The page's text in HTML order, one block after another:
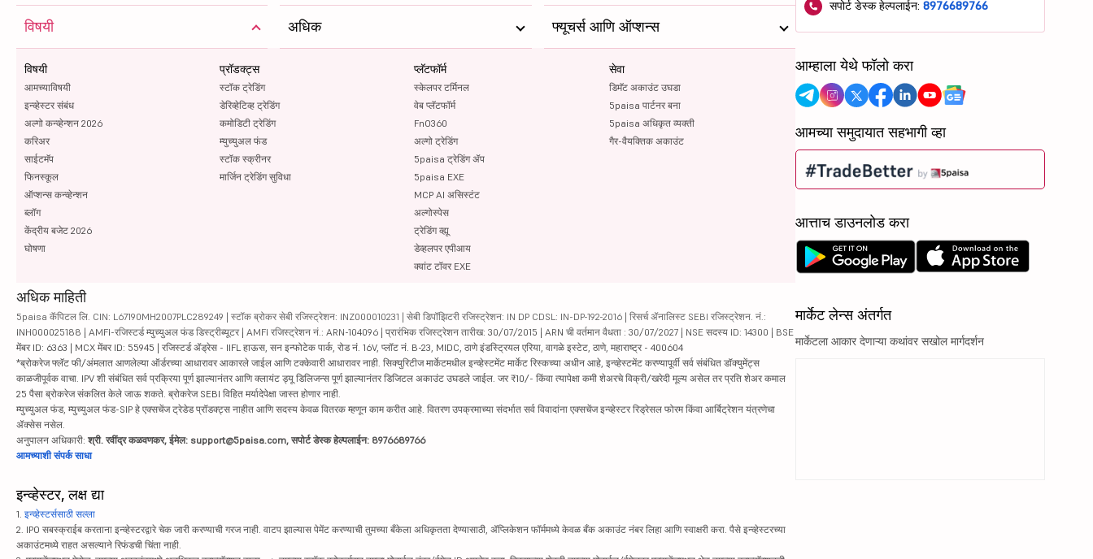
विषयी
विषयी
आमच्याविषयी
इन्व्हेस्टर संबंध
अल्गो कन्व्हेन्शन 2026
करिअर
साईटमॅप
फिनस्कूल
ऑप्शन्स कन्व्हेन्शन
ब्लॉग
केंद्रीय बजेट 2026
घोषणा
प्रॉडक्ट्स
स्टॉक ट्रेडिंग
डेरिव्हेटिव्ह ट्रेडिंग
कमोडिटी ट्रेडिंग
म्युच्युअल फंड
स्टॉक स्क्रीनर
मार्जिन ट्रेडिंग सुविधा
प्लॅटफॉर्म
स्केलपर टर्मिनल
वेब प्लॅटफॉर्म
FnO360
अल्गो ट्रेडिंग
5paisa ट्रेडिंग ॲप
5paisa EXE
MCP AI असिस्टंट
अल्गोस्पेस
ट्रेडिंग व्ह्यू
डेव्हलपर एपीआय
क्वांट टॉवर EXE
सेवा
डिमॅट अकाउंट उघडा
5paisa पार्टनर बना
5paisa अधिकृत व्यक्ती
गैर-वैयक्तिक अकाउंट
अधिक फ्यूचर्स आणि ऑप्शन्स
अधिक माहिती
5paisa कॅपिटल लि. CIN: L67190MH2007PLC289249 | स्टॉक ब्रोकर सेबी रजिस्ट्रेशन: INZ000010231 | सेबी डिपॉझिटरी रजिस्ट्रेशन: IN DP CDSL: IN-DP-192-2016 | रिसर्च ॲनालिस्ट SEBI रजिस्ट्रेशन. नं.:
INH000025188 | AMFI-रजिस्टर्ड म्युच्युअल फंड डिस्ट्रीब्यूटर | AMFI रजिस्ट्रेशन नं.: ARN-104096 | प्रारंभिक रजिस्ट्रेशन तारीख: 30/07/2015 | ARN ची वर्तमान वैधता : 30/07/2027 | NSE सदस्य ID: 14300 | BSE
मेंबर ID: 6363 | MCX मेंबर ID: 55945 | रजिस्टर्ड ॲड्रेस - IIFL हाऊस, सन इन्फोटेक पार्क, रोड नं. 16V, प्लॉट नं. B-23, MIDC, ठाणे इंडस्ट्रियल एरिया, वागळे इस्टेट, ठाणे, महाराष्ट्र - 400604
*ब्रोकरेज फ्लॅट फी/अंमलात आणलेल्या ऑर्डरच्या आधारावर आकारले जाईल आणि टक्केवारी आधारावर नाही. सिक्युरिटीज मार्केटमधील इन्व्हेस्टमेंट मार्केट रिस्कच्या अधीन आहे, इन्व्हेस्टमेंट करण्यापूर्वी सर्व संबंधित डॉक्युमेंट्स
काळजीपूर्वक वाचा. IPV शी संबंधित सर्व प्रक्रिया पूर्ण झाल्यानंतर आणि क्लायंट ड्यू डिलिजन्स पूर्ण झाल्यानंतर डिजिटल अकाउंट उघडले जाईल. जर ₹10/- किंवा त्यापेक्षा कमी शेअरचे विक्री/खरेदी मूल्य असेल तर प्रति शेअर कमाल
25 पैसा ब्रोकरेज संकलित केले जाऊ शकते. ब्रोकरेज SEBI विहित मर्यादेपेक्षा जास्त होणार नाही.
म्युच्युअल फंड, म्युच्युअल फंड-SIP हे एक्सचेंज ट्रेडेड प्रॉडक्ट्स नाहीत आणि सदस्य केवळ वितरक म्हणून काम करीत आहे. वितरण उपक्रमाच्या संदर्भात सर्व विवादांना एक्सचेंज इन्व्हेस्टर रिड्रेसल फोरम किंवा आर्बिट्रेशन यंत्रणेचा
ॲक्सेस नसेल.
अनुपालन अधिकारी: श्री. रवींद्र कळवणकर, ईमेल: support@5paisa.com, सपोर्ट डेस्क हेल्पलाईन: 8976689766
आमच्याशी संपर्क साधा
इन्व्हेस्टर, लक्ष द्या
1. इन्व्हेस्टर्ससाठी सल्ला
2. IPO सबस्क्राईब करताना इन्व्हेस्टरद्वारे चेक जारी करण्याची गरज नाही. वाटप झाल्यास पेमेंट करण्याची तुमच्या बँकेला अधिकृतता देण्यासाठी, ॲप्लिकेशन फॉर्ममध्ये केवळ बँक अकाउंट नंबर लिहा आणि स्वाक्षरी करा. पैसे इन्व्हेस्टरच्या
अकाउंटमध्ये राहत असल्याने रिफंडची चिंता नाही.
सपोर्ट डेस्क हेल्पलाईन:8976689766
आम्हाला येथे फॉलो करा
आमच्या समुदायात सहभागी व्हा
आत्ताच डाउनलोड करा
मार्केट लेन्स अंतर्गत
मार्केटला आकार देणाऱ्या कथांवर सखोल मार्गदर्शन